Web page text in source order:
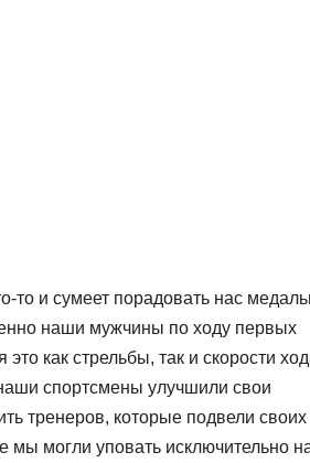
то и сумеет порадовать нас
наши мужчины по ходу первых
как стрельбы, так и скорости
спортсмены улучшили свои
тренеров, которые подвели своих
мы могли уповать исключительно